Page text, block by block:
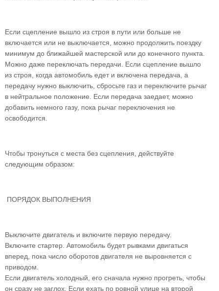
Если сцепление вышло из строя в пути или больше не
включается или не выключается, можно продолжить поездку
минимум до ближайшей мастерской или до конечного пункта.
Можно даже переключать передачи. Если сцепление вышло
из строя, когда автомобиль едет и включена передача, а
передачу нужно выключить, сбросьте газ и переключите рычаг
в нейтральное положение. Если передача заедает, можно
добавить немного газу, пока рычаг переключения не
освободится.
Чтобы тронуться с места без сцепления, действуйте
следующим образом:
ПОРЯДОК ВЫПОЛНЕНИЯ
Выключите двигатель и включите первую передачу.
Включите стартер. Автомобиль будет рывками двигаться
вперед, пока число оборотов двигателя не выровняется с
приводом.
Если двигатель холодный, его сначала нужно прогреть, чтобы
он сразу не заглох. Если ехать по ровной улице на второй